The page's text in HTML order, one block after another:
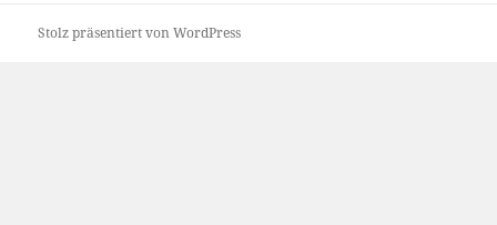
Stolz präsentiert von WordPress